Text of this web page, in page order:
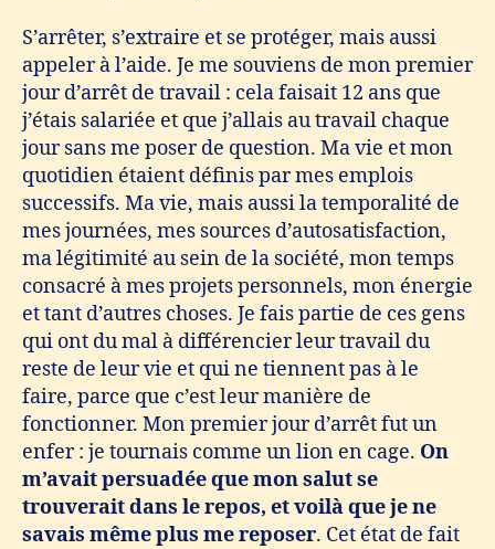
S’arrêter, s’extraire et se protéger, mais aussi
appeler à l’aide. Je me souviens de mon premier
jour d’arrêt de travail : cela faisait 12 ans que
j’étais salariée et que j’allais au travail chaque
jour sans me poser de question. Ma vie et mon
quotidien étaient définis par mes emplois
successifs. Ma vie, mais aussi la temporalité de
mes journées, mes sources d’autosatisfaction,
ma légitimité au sein de la société, mon temps
consacré à mes projets personnels, mon énergie
et tant d’autres choses. Je fais partie de ces gens
qui ont du mal à différencier leur travail du
reste de leur vie et qui ne tiennent pas à le
faire, parce que c’est leur manière de
fonctionner. Mon premier jour d’arrêt fut un
enfer : je tournais comme un lion en cage. On
m’avait persuadée que mon salut se
trouverait dans le repos, et voilà que je ne
savais même plus me reposer. Cet état de fait